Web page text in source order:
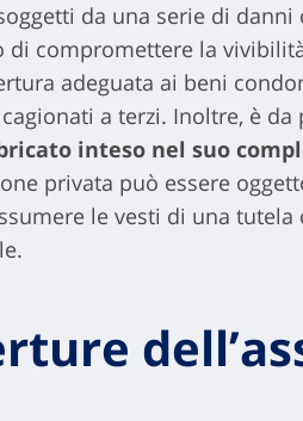
da una serie di
compromettere la
adeguata ai beni
a terzi. Inoltre, è da
inteso nel suo
privata può essere
le vesti di una